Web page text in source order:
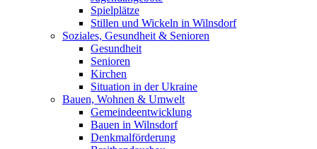
Spielplätze
Stillen und Wickeln in Wilnsdorf
Soziales, Gesundheit & Senioren
Gesundheit
Senioren
Kirchen
Situation in der Ukraine
Bauen, Wohnen & Umwelt
Gemeindeentwicklung
Bauen in Wilnsdorf
Denkmalförderung